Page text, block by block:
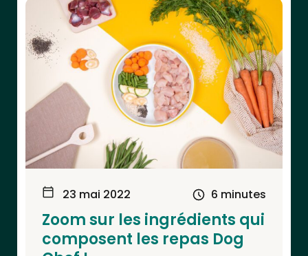
23 mai 2022 6 minutes
Zoom sur les ingrédients qui
composent les repas Dog